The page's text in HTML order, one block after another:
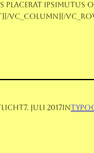
placerat ipsimutus
vc_column][/
7. Juli 2017 in